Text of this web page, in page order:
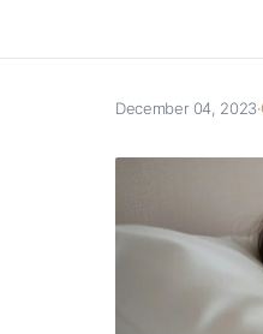
December 04, 2023·